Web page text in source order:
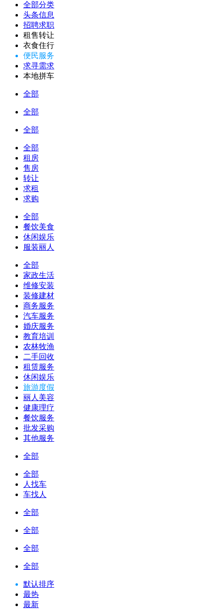
全部分类
头条信息
招聘求职
租售转让
衣食住行
便民服务
求寻需求
本地拼车
全部
全部
全部
全部
租房
售房
转让
求租
求购
全部
餐饮美食
休闲娱乐
服装丽人
全部
家政生活
维修安装
装修建材
商务服务
汽车服务
婚庆服务
教育培训
农林牧渔
二手回收
租赁服务
休闲娱乐
旅游度假
丽人美容
健康理疗
餐饮服务
批发采购
其他服务
全部
全部
人找车
车找人
全部
全部
全部
全部
默认排序
最热
最新